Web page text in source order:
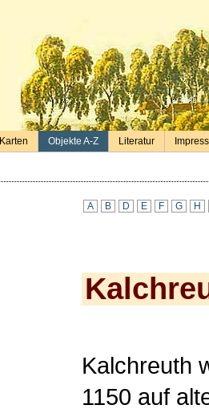
Karten Objekte A-Z Literatur
A B D E F G H
Kalchreuth
1150 auf